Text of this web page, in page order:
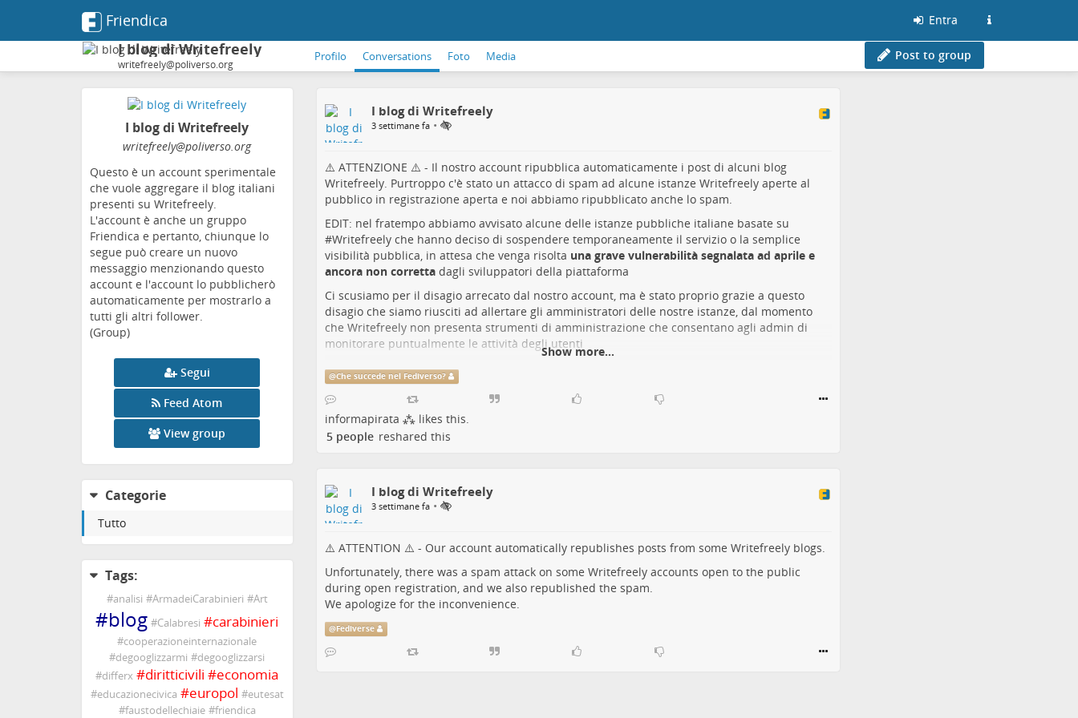
Friendica Entra
I blog di Writefreely
writefreely@poliverso.org
Profilo Conversations Foto Media Post to group
I blog di Writefreely
writefreely@poliverso.org
Questo è un account sperimentale
che vuole aggregare il blog italiani
presenti su Writefreely.
L'account è anche un gruppo
Friendica e pertanto, chiunque lo
segue può creare un nuovo
messaggio menzionando questo
account e l'account lo pubblicherò
automaticamente per mostrarlo a
tutti gli altri follower.
(Group)
Segui
Feed Atom
View group
Categorie
Tutto
Tags:
#analisi #ArmadeiCarabinieri #Art
#blog #Calabresi #carabinieri
#cooperazioneinternazionale
#degooglizzarmi #degooglizzarsi
#differx #diritticivili #economia
#educazionecivica #europol #eutesat
#faustodellechiaie #friendica
I blog di Writefreely
3 settimane fa •
⚠️ ATTENZIONE ⚠️ - Il nostro account ripubblica automaticamente i post di alcuni blog
Writefreely. Purtroppo c'è stato un attacco di spam ad alcune istanze Writefreely aperte al
pubblico in registrazione aperta e noi abbiamo ripubblicato anche lo spam.
EDIT: nel fratempo abbiamo avvisato alcune delle istanze pubbliche italiane basate su
#Writefreelyche hanno deciso di sospendere temporaneamente il servizio o la semplice
visibilità pubblica, in attesa che venga risolta una grave vulnerabilità segnalata ad aprile e
ancora non correttadagli sviluppatori della piattaforma
Ci scusiamo per il disagio arrecato dal nostro account, ma è stato proprio grazie a questo
disagio che siamo riusciti ad allertare gli amministratori delle nostre istanze, dal momento
che Writefreely non presenta strumenti di amministrazione che consentano agli admin di
monitorare puntualmente le attività degli utenti
Show more...
@Che succede nel Fediverso?
informapirata ⁂likes this.
5 people reshared this
I blog di Writefreely
3 settimane fa •
⚠️ ATTENTION ⚠️ - Our account automatically republishes posts from some Writefreely blogs.
Unfortunately, there was a spam attack on some Writefreely accounts open to the public
during open registration, and we also republished the spam.
We apologize for the inconvenience.
@Fediverse